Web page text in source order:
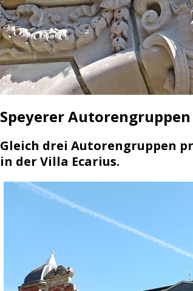
Speyerer
Gleich drei Autorengruppen
in der Villa Ecarius.